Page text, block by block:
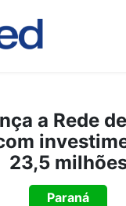
a Rede
23,5
Paraná